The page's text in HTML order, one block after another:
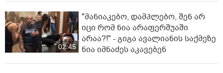
02:45
"მანიაკებო, დამპლებო, შენ არ
იცი რომ ნია არაფერშუაში
არაა?!" - გიგა ავალიანის საქმეზე
ნია იმნაძეს აკავებენ